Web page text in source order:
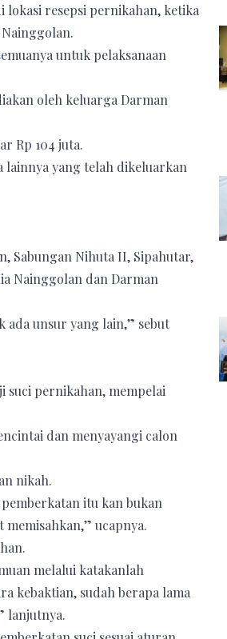
lokasi resepsi pernikahan, ketika
untuk pelaksanaan
oleh keluarga Darman
Rp 104 juta.
lainnya yang telah dikeluarkan
Sabungan Nihuta II, Sipahutar,
Nainggolan dan Darman
ada unsur yang lain,” sebut
suci pernikahan, mempelai
dan menyayangi calon
nikah.
itu kan bukan
ucapnya.
melalui katakanlah
kebaktian, sudah berapa lama
lanjutnya.